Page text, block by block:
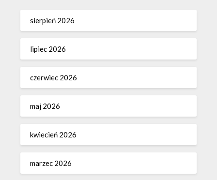
sierpień 2026
lipiec 2026
czerwiec 2026
maj 2026
kwiecień 2026
marzec 2026